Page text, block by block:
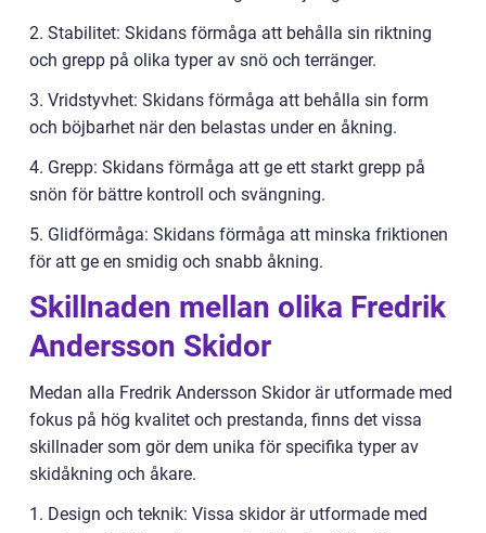
2. Stabilitet: Skidans förmåga att behålla sin riktning
och grepp på olika typer av snö och terränger.
3. Vridstyvhet: Skidans förmåga att behålla sin form
och böjbarhet när den belastas under en åkning.
4. Grepp: Skidans förmåga att ge ett starkt grepp på
snön för bättre kontroll och svängning.
5. Glidförmåga: Skidans förmåga att minska friktionen
för att ge en smidig och snabb åkning.
Skillnaden mellan olika Fredrik
Andersson Skidor
Medan alla Fredrik Andersson Skidor är utformade med
fokus på hög kvalitet och prestanda, finns det vissa
skillnader som gör dem unika för specifika typer av
skidåkning och åkare.
1. Design och teknik: Vissa skidor är utformade med